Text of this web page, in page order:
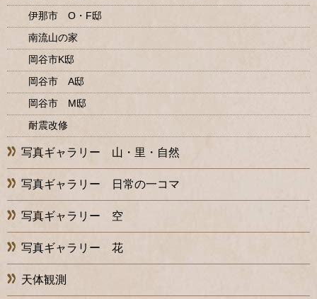
伊那市 O・F邸
南流山の家
岡谷市K邸
岡谷市 A邸
岡谷市 M邸
耐震改修
写真ギャラリー 山・里・自然
写真ギャラリー 日常の一コマ
写真ギャラリー 空
写真ギャラリー 花
天体観測